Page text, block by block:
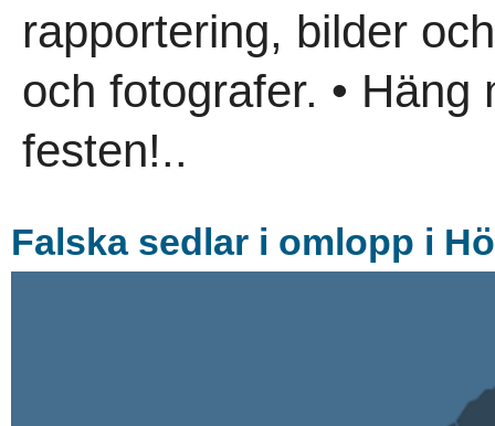
rapportering, bilder
och fotografer. •
festen!..
Falska sedlar i omlopp i